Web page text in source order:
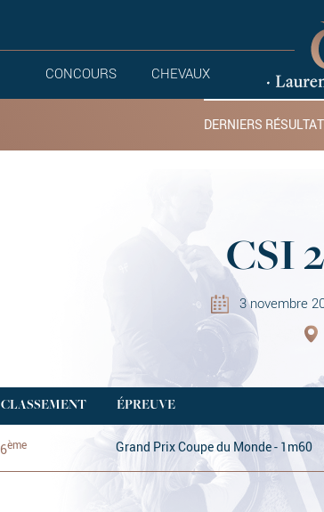
CONCOURS CHEVAUX
DERNIERS
CSI
3 novembre
CLASSEMENT ÉPREUVE
6ème Grand Prix Coupe du Monde - 1m60